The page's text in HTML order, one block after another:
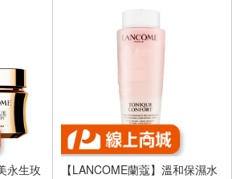
永生玫
【LANCOME蘭蔻】溫和保濕水